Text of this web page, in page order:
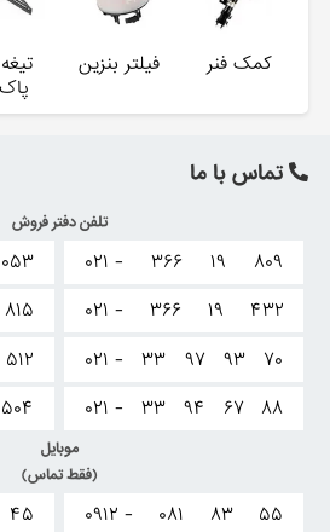
کمک فنر فیلتر بنزین
تماس با ما
تلفن دفتر فروش
۰۲۱ - ۳۶۶ ۱۹
۸۰۹
۰۲۱ -
۳۶۶ ۱۹
۴۳۲
۰۲۱ -
۳۳ ۹۷ ۹۳
۷۰
۰۲۱ -
۳۳ ۹۴ ۶۷ ۸۸
۰۵۳
۸۱۵
۵۱۲
۵۰۴
موبایل
(فقط تماس)
۰۹۱۲ - ۰۸۱ ۸۳ ۵۵ ۴۵